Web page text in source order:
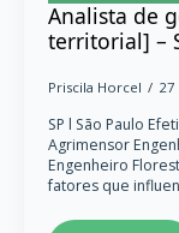
Analista de
territorial] –
Priscila Horcel
SP l São Paulo
Agrimensor
Engenheiro
fatores que